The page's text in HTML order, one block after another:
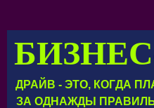
ДРАЙВ - ЭТО, КОГДА
ЗА ОДНАЖДЫ